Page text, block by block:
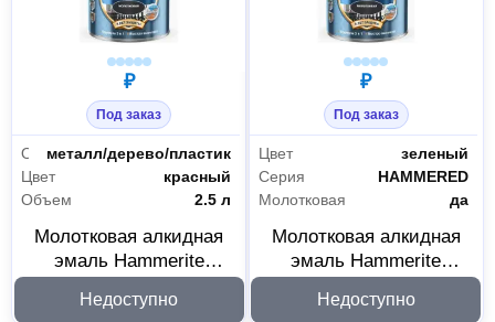
Строительные материалы
Отделочные материалы
Строительная химия 1
₽
Под заказ
Основанияметалл/дерево/пластик
Цвет
красный
Объем
2.5 л
Молотковая алкидная
эмаль Hammerite
красная 2.5 л 5093540
Недоступно
₽
Под заказ
Цвет
зеленый
Серия
HAMMERED
Молотковая
да
Молотковая алкидная
эмаль Hammerite
салатовая 2.5 л 5093518
Недоступно